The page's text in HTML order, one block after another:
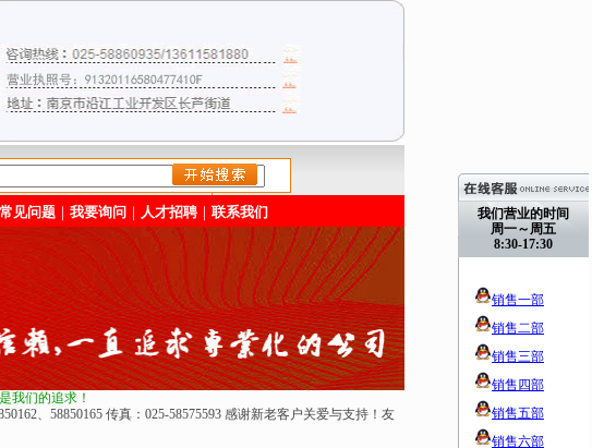
我们营业的时间
周一～周五
8:30-17:30
销售一部
销售二部
销售三部
销售四部
销售五部
销售六部
/>
常见问题｜ 我要询问 ｜ 人才招聘｜ 联系我们
我们的追求！
、58850165 传真：025-58575593 感谢新老客户关爱与支持！友